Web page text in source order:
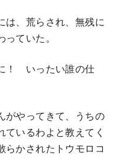
、荒らされ、無残に
ていた。
！ いったい誰の仕
がやってきて、うちの
いるわよと教えてく
らかされたトウモロコ